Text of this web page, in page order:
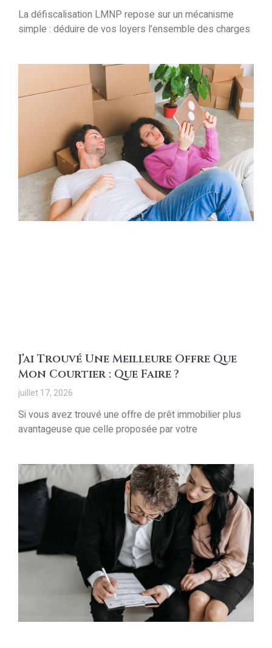
La défiscalisation LMNP repose sur un mécanisme
simple : déduire de vos loyers l’ensemble des charges
J’ai Trouvé Une Meilleure Offre Que
Mon Courtier : Que Faire ?
juillet 17, 2026
Si vous avez trouvé une offre de prêt immobilier plus
avantageuse que celle proposée par votre